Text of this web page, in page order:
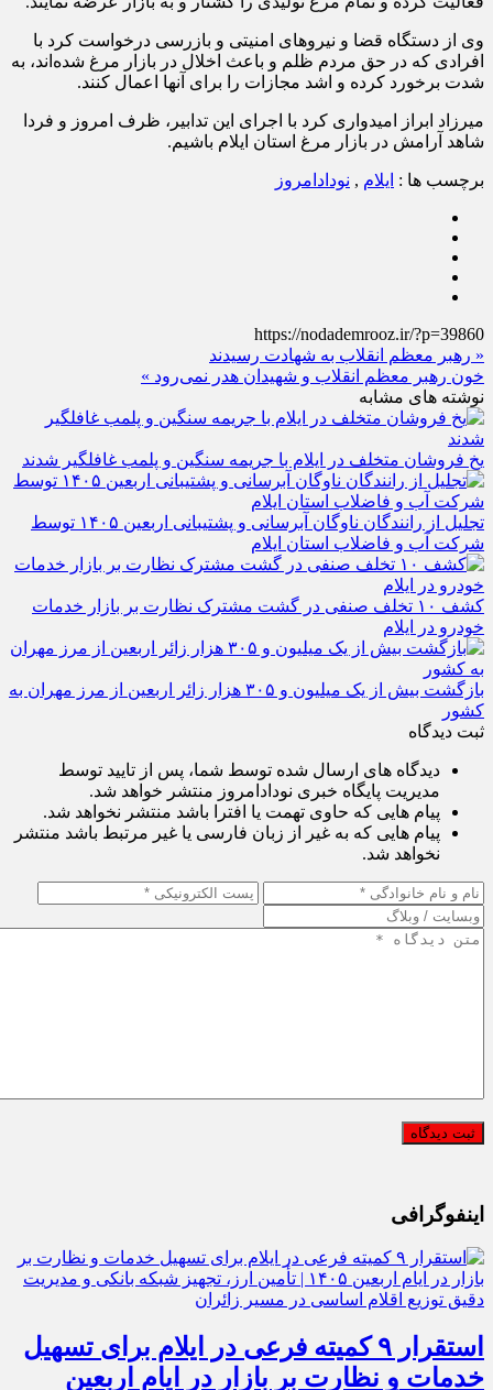
افرادی که در حق مردم ظلم و باعث اخلال در بازار مرغ شده‌اند، به
شدت برخورد کرده و اشد مجازات را برای آنها اعمال کنند.
شاهد آرامش در بازار مرغ استان ایلام باشیم.
« رهبر معظم انقلاب به شهادت رسیدند
خون رهبر معظم انقلاب و شهیدان هدر نمی‌رود »
نوشته های مشابه
یخ‌ فروشان متخلف در ایلام با جریمه سنگین و پلمب غافلگیر شدند
شرکت آب و فاضلاب استان ایلام
کشف ۱۰ تخلف صنفی در گشت مشترک نظارت بر بازار خدمات
خودرو در ایلام
کشور
ثبت دیدگاه
مدیریت پایگاه خبری نودادامروز منتشر خواهد شد.
پیام هایی که حاوی تهمت یا افترا باشد منتشر نخواهد شد.
پیام هایی که به غیر از زبان فارسی یا غیر مرتبط باشد منتشر
نخواهد شد.
خدمات و نظارت بر بازار در ایام اربعین